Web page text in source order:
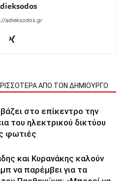
adieksodos.gr
ΑΠΟ ΤΟΝ ΔΗΜΙΟΥΡΓΟ
στο επίκεντρο την
του ηλεκτρικού δικτύου
φωτιές
και Κυρανάκης καλούν
να παρέμβει για τα